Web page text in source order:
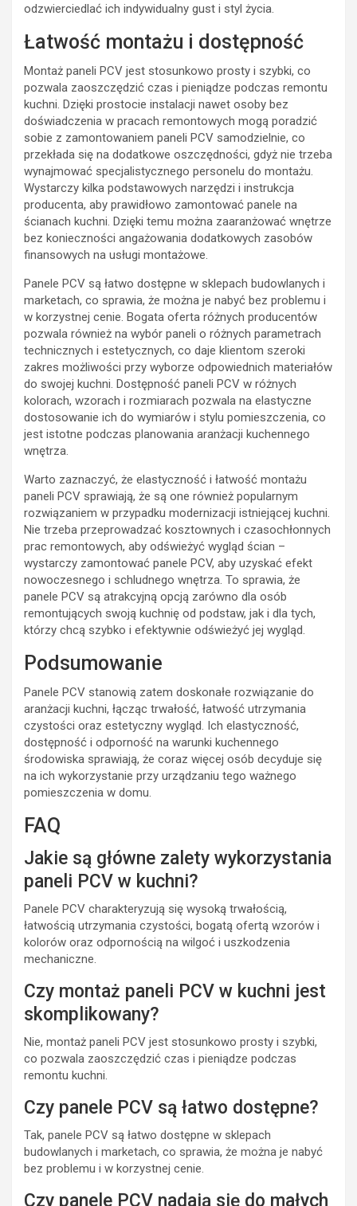
odzwierciedlać ich indywidualny gust i styl życia.
Łatwość montażu i dostępność
Montaż paneli PCV jest stosunkowo prosty i szybki, co
pozwala zaoszczędzić czas i pieniądze podczas remontu
kuchni. Dzięki prostocie instalacji nawet osoby bez
doświadczenia w pracach remontowych mogą poradzić
sobie z zamontowaniem paneli PCV samodzielnie, co
przekłada się na dodatkowe oszczędności, gdyż nie trzeba
wynajmować specjalistycznego personelu do montażu.
Wystarczy kilka podstawowych narzędzi i instrukcja
producenta, aby prawidłowo zamontować panele na
ścianach kuchni. Dzięki temu można zaaranżować wnętrze
bez konieczności angażowania dodatkowych zasobów
finansowych na usługi montażowe.
Panele PCV są łatwo dostępne w sklepach budowlanych i
marketach, co sprawia, że można je nabyć bez problemu i
w korzystnej cenie. Bogata oferta różnych producentów
pozwala również na wybór paneli o różnych parametrach
technicznych i estetycznych, co daje klientom szeroki
zakres możliwości przy wyborze odpowiednich materiałów
do swojej kuchni. Dostępność paneli PCV w różnych
kolorach, wzorach i rozmiarach pozwala na elastyczne
dostosowanie ich do wymiarów i stylu pomieszczenia, co
jest istotne podczas planowania aranżacji kuchennego
wnętrza.
Warto zaznaczyć, że elastyczność i łatwość montażu
paneli PCV sprawiają, że są one również popularnym
rozwiązaniem w przypadku modernizacji istniejącej kuchni.
Nie trzeba przeprowadzać kosztownych i czasochłonnych
prac remontowych, aby odświeżyć wygląd ścian –
wystarczy zamontować panele PCV, aby uzyskać efekt
nowoczesnego i schludnego wnętrza. To sprawia, że
panele PCV są atrakcyjną opcją zarówno dla osób
remontujących swoją kuchnię od podstaw, jak i dla tych,
którzy chcą szybko i efektywnie odświeżyć jej wygląd.
Podsumowanie
Panele PCV stanowią zatem doskonałe rozwiązanie do
aranżacji kuchni, łącząc trwałość, łatwość utrzymania
czystości oraz estetyczny wygląd. Ich elastyczność,
dostępność i odporność na warunki kuchennego
środowiska sprawiają, że coraz więcej osób decyduje się
na ich wykorzystanie przy urządzaniu tego ważnego
pomieszczenia w domu.
FAQ
Jakie są główne zalety wykorzystania
paneli PCV w kuchni?
Panele PCV charakteryzują się wysoką trwałością,
łatwością utrzymania czystości, bogatą ofertą wzorów i
kolorów oraz odpornością na wilgoć i uszkodzenia
mechaniczne.
Czy montaż paneli PCV w kuchni jest
skomplikowany?
Nie, montaż paneli PCV jest stosunkowo prosty i szybki,
co pozwala zaoszczędzić czas i pieniądze podczas
remontu kuchni.
Czy panele PCV są łatwo dostępne?
Tak, panele PCV są łatwo dostępne w sklepach
budowlanych i marketach, co sprawia, że można je nabyć
bez problemu i w korzystnej cenie.
Czy panele PCV nadają się do małych